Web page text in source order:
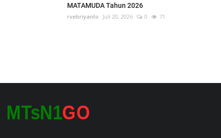
MATAMUDA Tahun 2026
rvebriyanto Juli 20, 2026 0 71